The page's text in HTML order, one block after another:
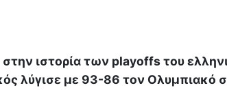
ιστορία των playoffs του
λύγισε με 93-86 τον Ολυμπιακό